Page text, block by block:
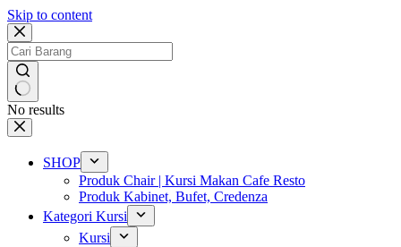
Skip to content
No results
SHOP
Produk Chair | Kursi Makan Cafe Resto
Produk Kabinet, Bufet, Credenza
Kategori Kursi
Kursi